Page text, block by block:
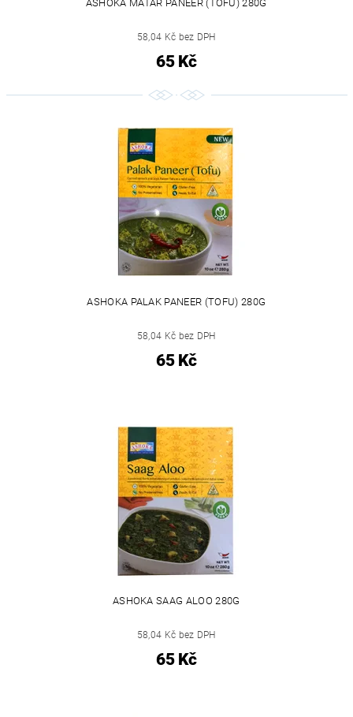
ASHOKA MATAR PANEER (TOFU) 280G
58,04 Kč bez DPH
65 Kč
ASHOKA PALAK PANEER (TOFU) 280G
58,04 Kč bez DPH
65 Kč
ASHOKA SAAG ALOO 280G
58,04 Kč bez DPH
65 Kč